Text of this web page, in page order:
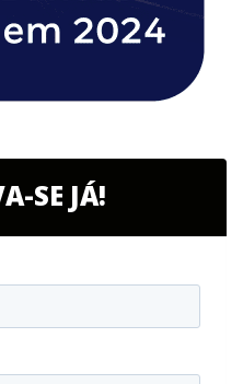
SE JÁ!